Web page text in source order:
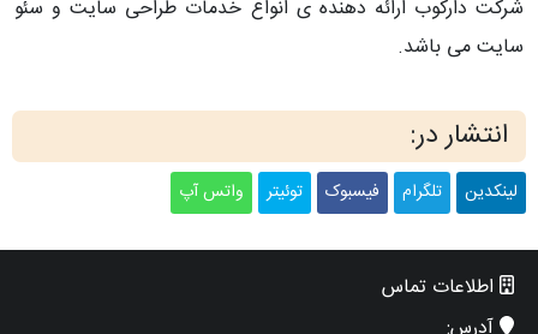
شرکت دارکوب ارائه دهنده ی انواع خدمات طراحی سایت و سئو
سایت می باشد.
انتشار در:
لینکدین تلگرام فیسبوک توئیتر واتس آپ
اطلاعات تماس